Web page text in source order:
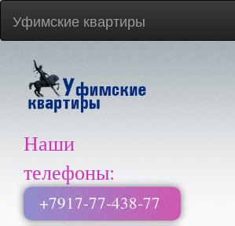
Уфимские квартиры
Наши
телефоны:
+7917-77-438-77